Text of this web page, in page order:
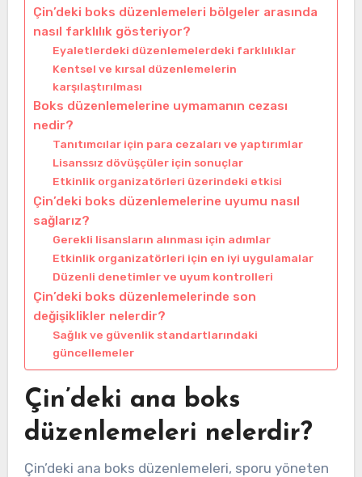
Çin’deki boks düzenlemeleri bölgeler arasında
nasıl farklılık gösteriyor?
Eyaletlerdeki düzenlemelerdeki farklılıklar
Kentsel ve kırsal düzenlemelerin
karşılaştırılması
Boks düzenlemelerine uymamanın cezası
nedir?
Tanıtımcılar için para cezaları ve yaptırımlar
Lisanssız dövüşçüler için sonuçlar
Etkinlik organizatörleri üzerindeki etkisi
Çin’deki boks düzenlemelerine uyumu nasıl
sağlarız?
Gerekli lisansların alınması için adımlar
Etkinlik organizatörleri için en iyi uygulamalar
Düzenli denetimler ve uyum kontrolleri
Çin’deki boks düzenlemelerinde son
değişiklikler nelerdir?
Sağlık ve güvenlik standartlarındaki
güncellemeler
Çin’deki ana boks
düzenlemeleri nelerdir?
Çin’deki ana boks düzenlemeleri, sporu yöneten